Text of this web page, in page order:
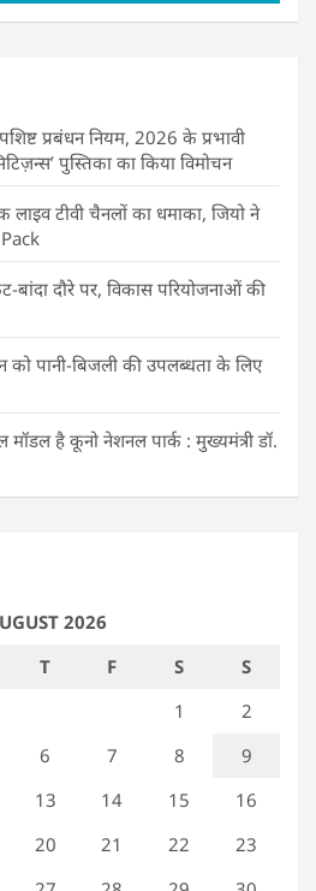
प्रबंधन नियम, 2026 के प्रभावी
पुस्तिका का किया विमोचन
टीवी चैनलों का धमाका, जियो ने
बांदा दौरे पर, विकास परियोजनाओं की
को पानी-बिजली की उपलब्धता के लिए
मॉडल है कूनो नेशनल पार्क : मुख्यमंत्री डॉ.
2026
T F S
S
1
2
6 7 8
9
13 14 15
16
20 21 22
23